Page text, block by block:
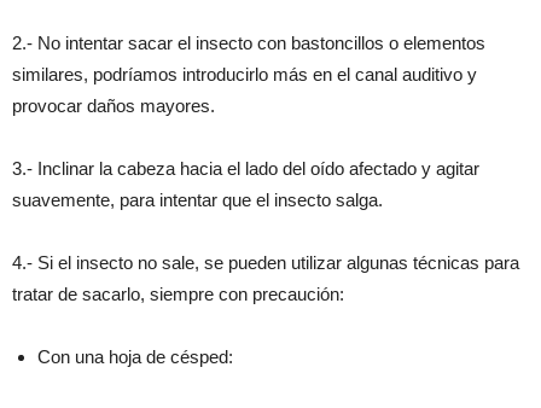
2.- No intentar sacar el insecto con bastoncillos o elementos
similares, podríamos introducirlo más en el canal auditivo y
provocar daños mayores.
3.- Inclinar la cabeza hacia el lado del oído afectado y agitar
suavemente, para intentar que el insecto salga.
4.- Si el insecto no sale, se pueden utilizar algunas técnicas para
tratar de sacarlo, siempre con precaución:
Con una hoja de césped: